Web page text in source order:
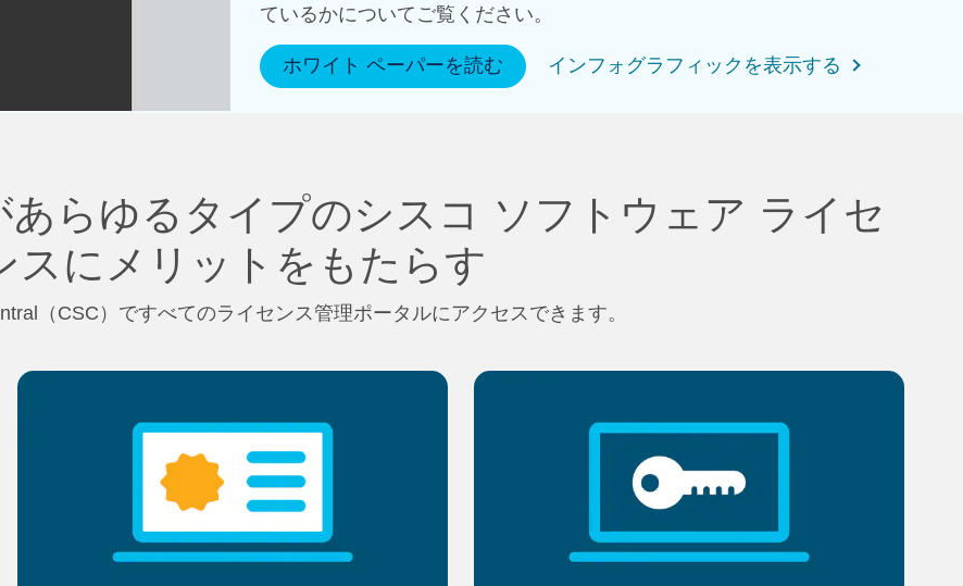
ているかについてご覧ください。
ホワイト ペーパーを読む インフォグラフィックを表示する
らゆるタイプのシスコ ソフトウェア ライセ
スにメリットをもたらす
（CSC）ですべてのライセンス管理ポータルにアクセスできます。